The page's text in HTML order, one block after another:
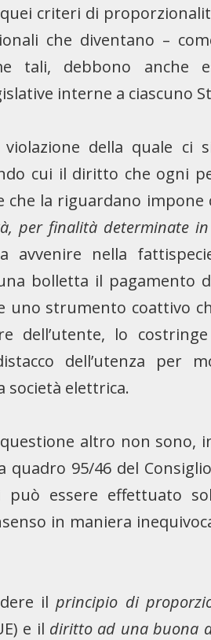
criteri di
che diventano –
tali, debbono anche
interne a ciascuno
della quale ci
cui il diritto che ogni
la riguardano
per finalità determinate
avvenire nella
bolletta il pagamento
strumento coattivo
dell’utente, lo
dell’utenza per
elettrica.
altro non sono,
95/46 del
essere effettuato
in maniera
ilprincipio di
e il diritto ad una buona